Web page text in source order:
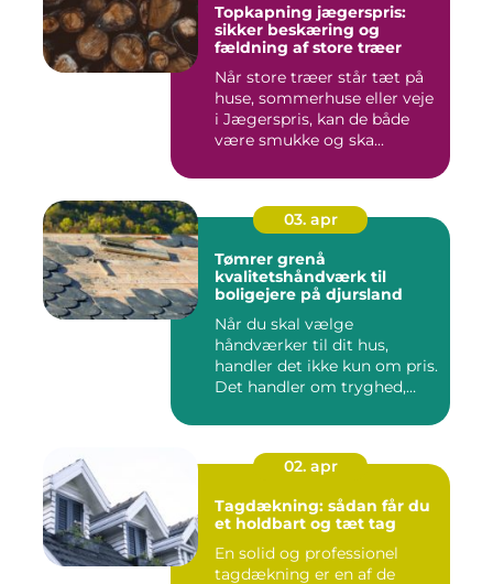
Topkapning jægerspris:
sikker beskæring og
fældning af store træer
Når store træer står tæt på
huse, sommerhuse eller veje
i Jægerspris, kan de både
være smukke og ska...
03. apr
Tømrer grenå
kvalitetshåndværk til
boligejere på djursland
Når du skal vælge
håndværker til dit hus,
handler det ikke kun om pris.
Det handler om tryghed,
02. apr
Tagdækning: sådan får du
et holdbart og tæt tag
En solid og professionel
tagdækning er en af de